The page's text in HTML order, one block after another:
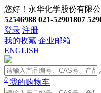
您好！永华化学股份有限
52546988 021-52901807
登录 注册
我的收藏 企业邮箱
ENGLISH
0 我的购物车